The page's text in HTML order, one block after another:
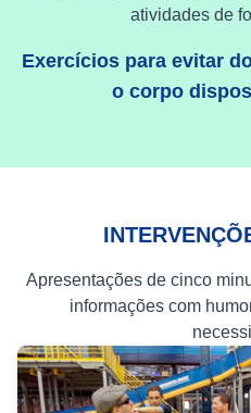
atividades de
Exercícios para evitar
o corpo
Apresentações de cinco
informações com